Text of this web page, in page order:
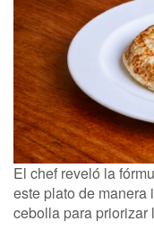
El chef reveló la
este plato de manera
cebolla para priorizar